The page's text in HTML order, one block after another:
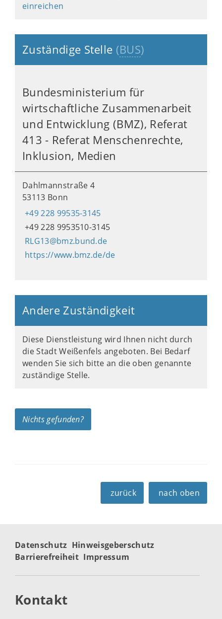
einreichen
Zuständige Stelle (BUS)
Bundesministerium für
wirtschaftliche Zusammenarbeit
und Entwicklung (BMZ), Referat
413 - Referat Menschenrechte,
Inklusion, Medien
Dahlmannstraße 4
53113 Bonn
+49 228 99535-3145
+49 228 9953510-3145
RLG13@bmz.bund.de
https://www.bmz.de/de
Andere Zuständigkeit
Diese Dienstleistung wird Ihnen nicht durch
die Stadt Weißenfels angeboten. Bei Bedarf
wenden Sie sich bitte an die oben genannte
zuständige Stelle.
Nichts gefunden?
zurück nach oben
Datenschutz Hinweisgeberschutz
Barrierefreiheit Impressum
Kontakt